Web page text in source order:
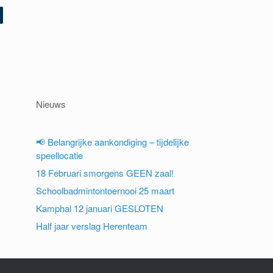
Nieuws
📢 Belangrijke aankondiging – tijdelijke
speellocatie
18 Februari smorgens GEEN zaal!
Schoolbadmintontoernooi 25 maart
Kamphal 12 januari GESLOTEN
Half jaar verslag Herenteam